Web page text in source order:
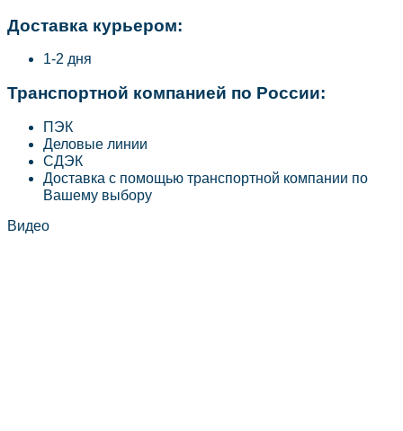
Доставка курьером:
1-2 дня
Транспортной компанией по России:
ПЭК
Деловые линии
СДЭК
Доставка с помощью транспортной компании по
Вашему выбору
Видео